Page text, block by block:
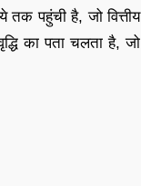
पहुंची है, जो वित्तीय
का पता चलता है, जो